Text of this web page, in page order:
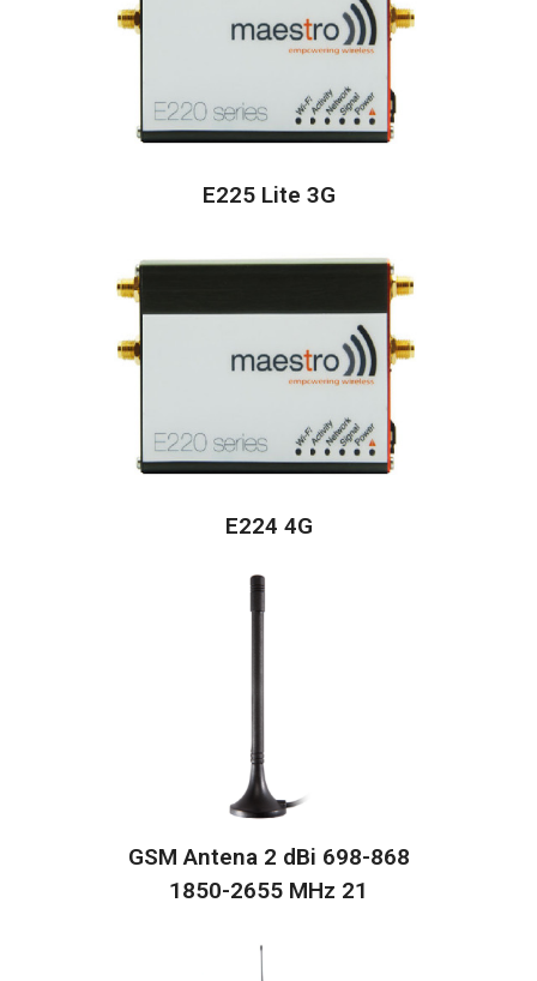
E225 Lite 3G
E224 4G
GSM Antena 2 dBi 698-868
1850-2655 MHz 21